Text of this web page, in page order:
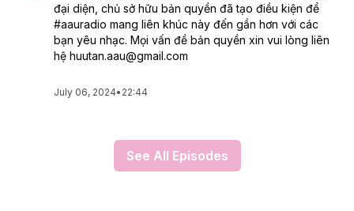
đại diện, chủ sở hữu bản quyền đã tạo điều kiện để
#aauradio mang liên khúc này đến gần hơn với các
bạn yêu nhạc. Mọi vấn đề bản quyền xin vui lòng liên
hệ huutan.aau@gmail.com
July 06, 2024• 22:44
See All Episodes